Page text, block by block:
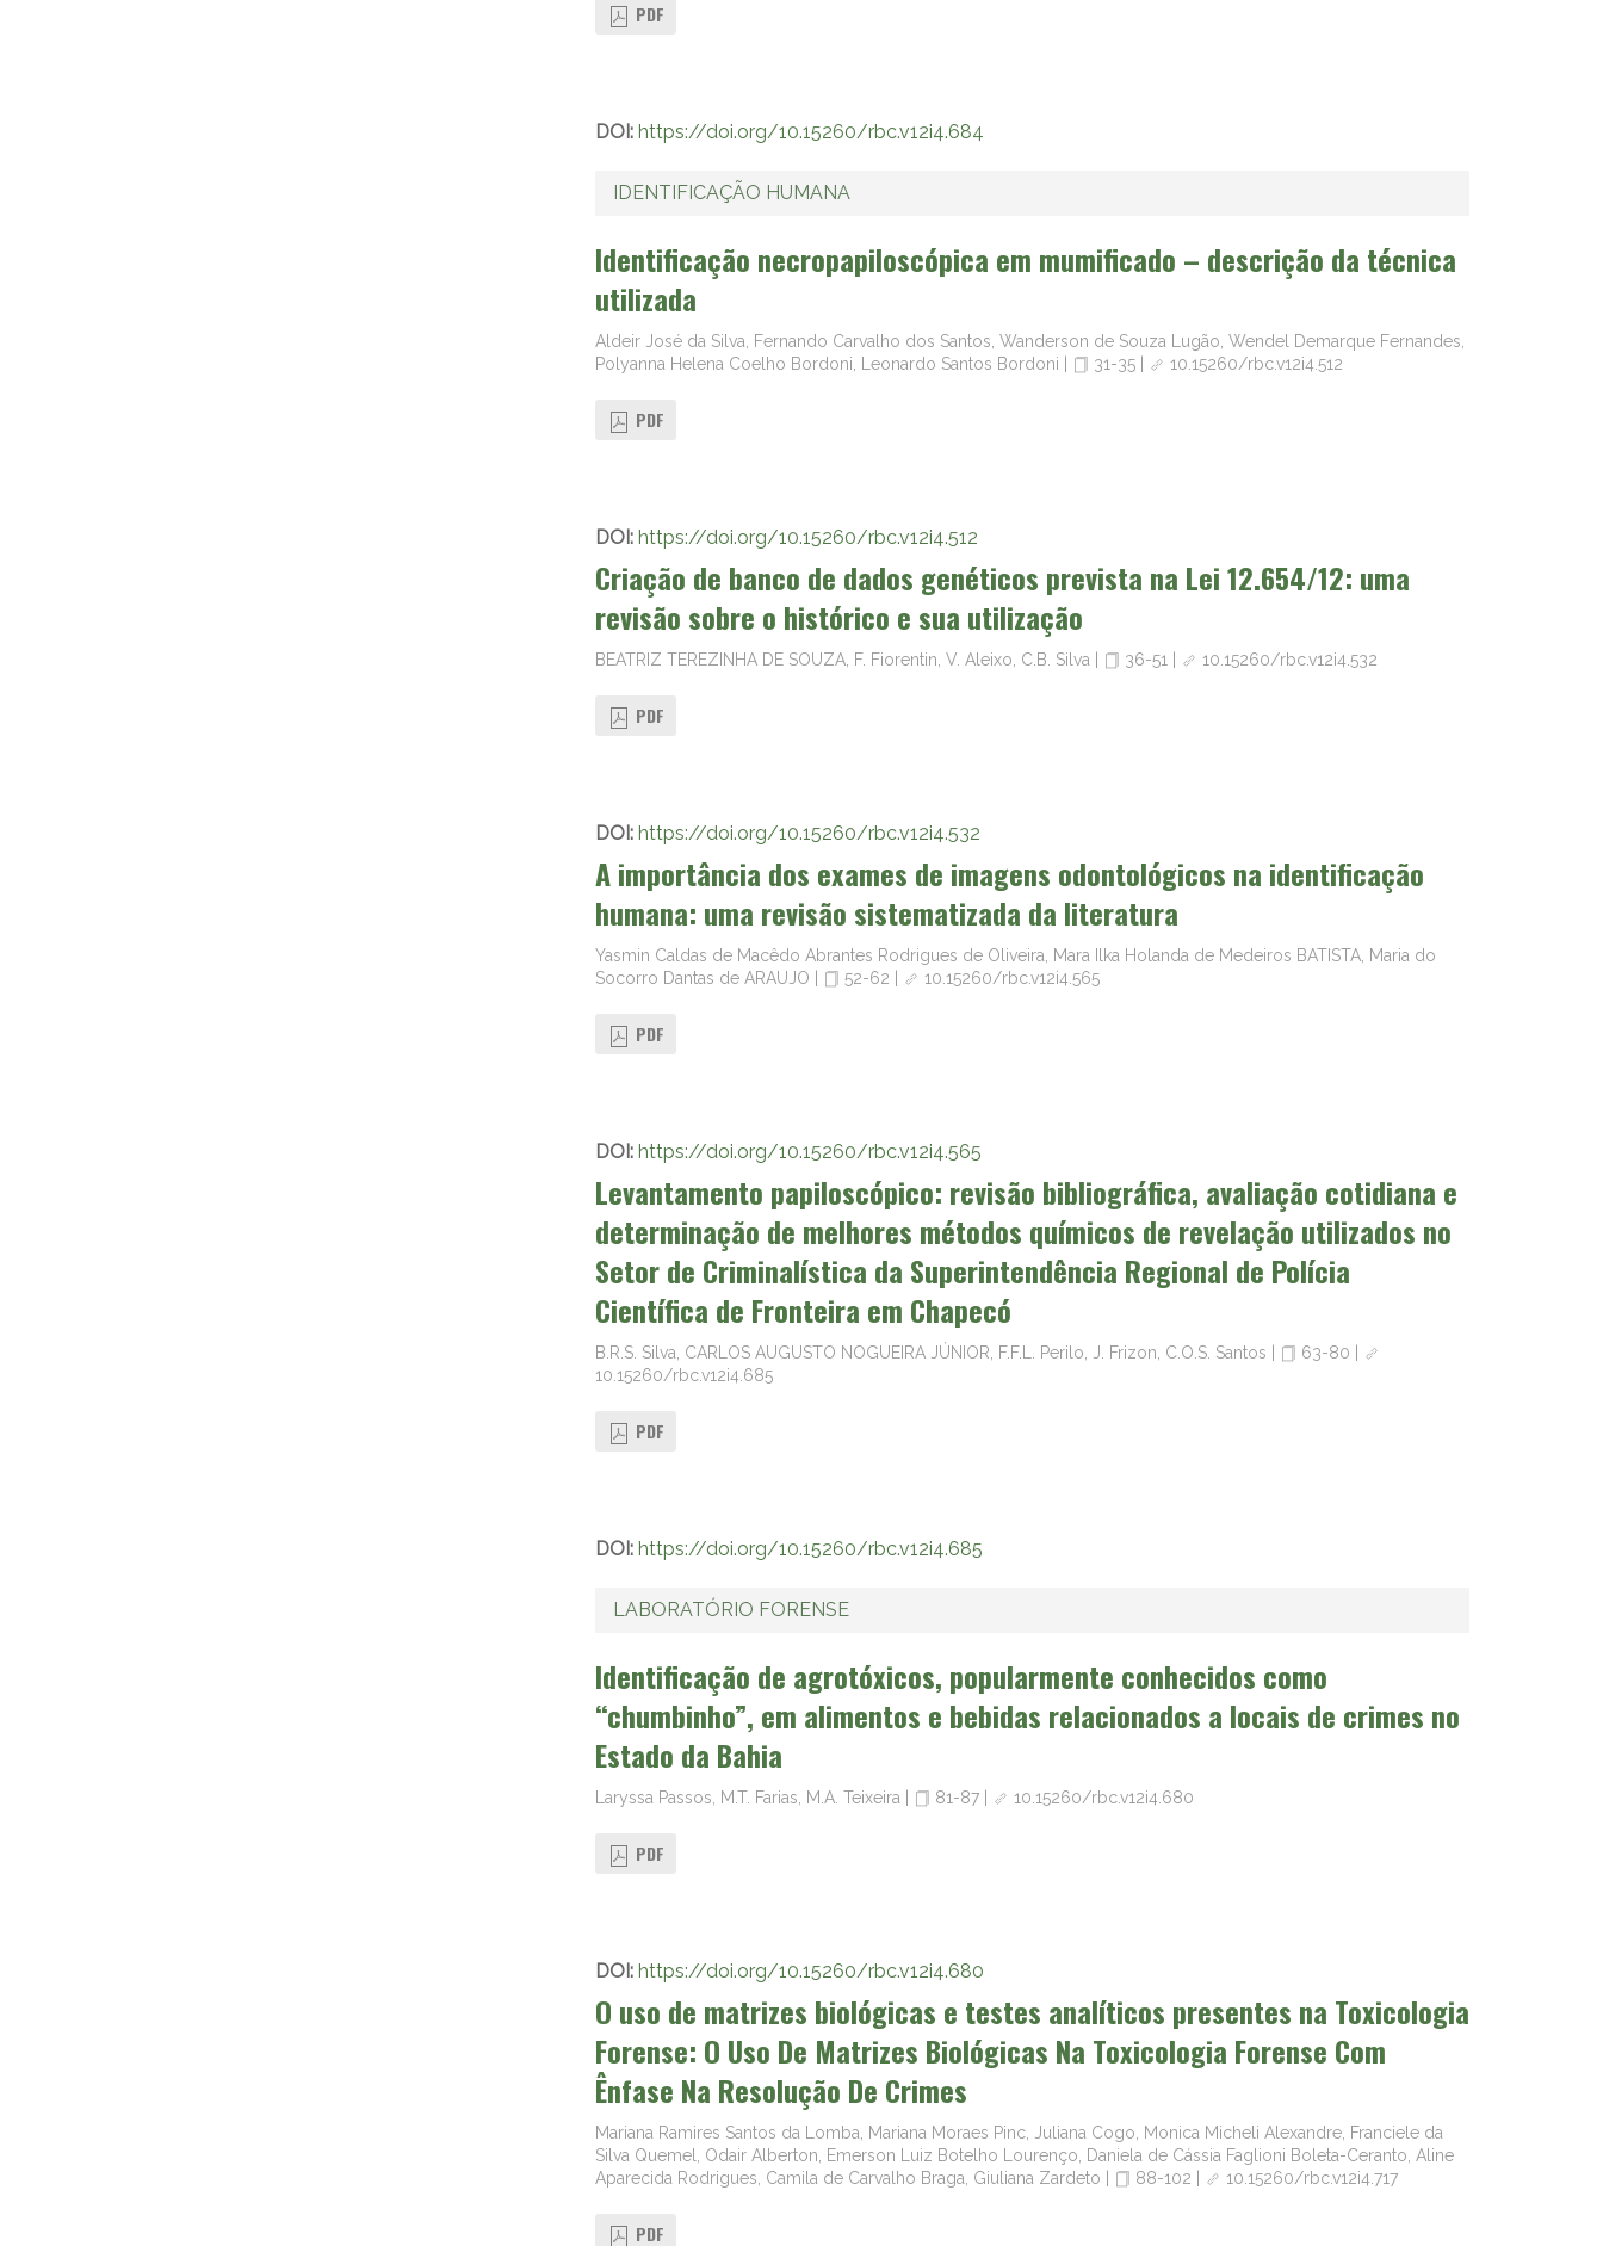
PDF
DOI: https://doi.org/10.15260/rbc.v12i4.684
IDENTIFICAÇÃO HUMANA
Identificação necropapiloscópica em mumificado – descrição da técnica
utilizada
Aldeir José da Silva, Fernando Carvalho dos Santos, Wanderson de Souza Lugão, Wendel Demarque Fernandes,
Polyanna Helena Coelho Bordoni, Leonardo Santos Bordoni
31-35 10.15260/rbc.v12i4.512
PDF
DOI: https://doi.org/10.15260/rbc.v12i4.512
Criação de banco de dados genéticos prevista na Lei 12.654/12: uma
revisão sobre o histórico e sua utilização
BEATRIZ TEREZINHA DE SOUZA, F. Fiorentin, V. Aleixo, C.B. Silva 36-51 10.15260/rbc.v12i4.532
PDF
DOI: https://doi.org/10.15260/rbc.v12i4.532
A importância dos exames de imagens odontológicos na identificação
humana: uma revisão sistematizada da literatura
Yasmin Caldas de Macêdo Abrantes Rodrigues de Oliveira, Mara Ilka Holanda de Medeiros BATISTA, Maria do
Socorro Dantas de ARAUJO
52-62 10.15260/rbc.v12i4.565
PDF
DOI: https://doi.org/10.15260/rbc.v12i4.565
Levantamento papiloscópico: revisão bibliográfica, avaliação cotidiana e
determinação de melhores métodos químicos de revelação utilizados no
Setor de Criminalística da Superintendência Regional de Polícia
Científica de Fronteira em Chapecó
B.R.S. Silva, CARLOS AUGUSTO NOGUEIRA JÚNIOR, F.F.L. Perilo, J. Frizon, C.O.S. Santos 63-80
10.15260/rbc.v12i4.685
PDF
DOI: https://doi.org/10.15260/rbc.v12i4.685
LABORATÓRIO FORENSE
Identificação de agrotóxicos, popularmente conhecidos como
“chumbinho”, em alimentos e bebidas relacionados a locais de crimes no
Estado da Bahia
Laryssa Passos, M.T. Farias, M.A. Teixeira 81-87 10.15260/rbc.v12i4.680
PDF
DOI: https://doi.org/10.15260/rbc.v12i4.680
O uso de matrizes biológicas e testes analíticos presentes na Toxicologia
Forense: O Uso De Matrizes Biológicas Na Toxicologia Forense Com
Ênfase Na Resolução De Crimes
Mariana Ramires Santos da Lomba, Mariana Moraes Pinc, Juliana Cogo, Monica Micheli Alexandre, Franciele da
Silva Quemel, Odair Alberton, Emerson Luiz Botelho Lourenço, Daniela de Cássia Faglioni Boleta-Ceranto, Aline
Aparecida Rodrigues, Camila de Carvalho Braga, Giuliana Zardeto
88-102 10.15260/rbc.v12i4.717
PDF